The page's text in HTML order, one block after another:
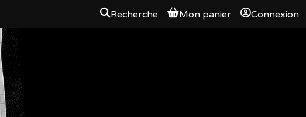
Recherche Mon panier Connexion